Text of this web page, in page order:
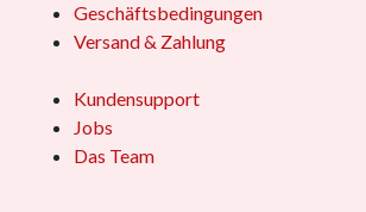
Geschäftsbedingungen
Versand & Zahlung
Kundensupport
Jobs
Das Team